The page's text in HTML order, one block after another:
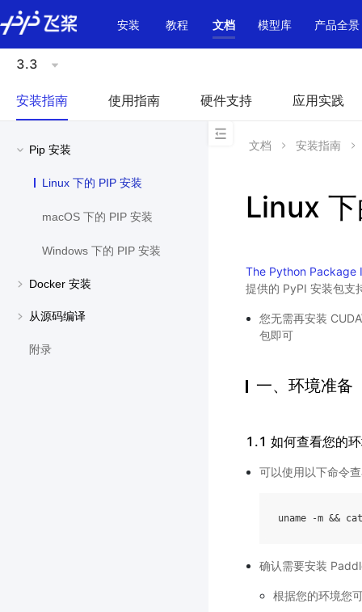
\u200E
安装
教程 文档 模型库 产品全景
3.3
安装指南 使用指南 硬件支持 应用实践
Pip 安装
Linux 下的 PIP 安装
macOS 下的 PIP 安装
Windows 下的 PIP 安装
Docker 安装
从源码编译
附录
文档 安装指南
Linux
The Python Package
提供的 PyPI 安装包支
您无需再安装
包即可
一、环境准备
1.1 如何查看您的
可以使用以下命令
uname -m && cat
确认需要安装
根据您的环境您